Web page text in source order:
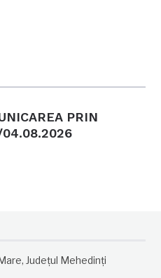
PRIN
04.08.2026
Județul Mehedinți